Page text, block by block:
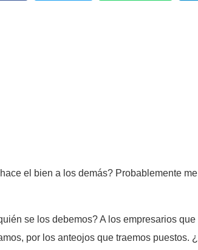
el bien a los demás? Probablemente
se los debemos? A los empresarios que
por los anteojos que traemos puestos.